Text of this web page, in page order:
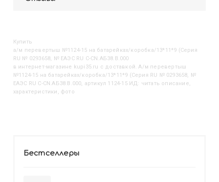
Купить
А/м перевертыш №1124-15 на батарейках/коробка/13*11*9 (Серия
RU № 0293658, № ЕАЭС RU C-CN.АБ38.B.000
в интернет-магазине kupi35.ru с доставкой. А/м перевертыш
№1124-15 на батарейках/коробка/13*11*9 (Серия RU № 0293658, №
ЕАЭС RU C-CN.АБ38.B.000, артикул 1124-15 ИД: читать описание,
характеристики, фото
Бестселлеры